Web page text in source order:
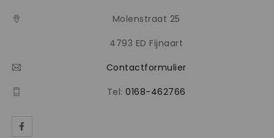
Molenstraat 25
4793 ED Fijnaart
Contactformulier
Tel: 0168-462766